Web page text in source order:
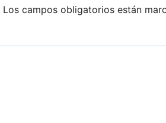
Los campos obligatorios están